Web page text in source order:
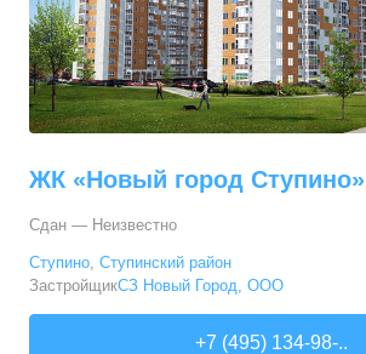
ЖК «Новый город Ступино»
Сдан — Неизвестно
Ступино, Ступинский район
ЗастройщикСЗ Новый Город, ООО
+7 (495) 134-98-..